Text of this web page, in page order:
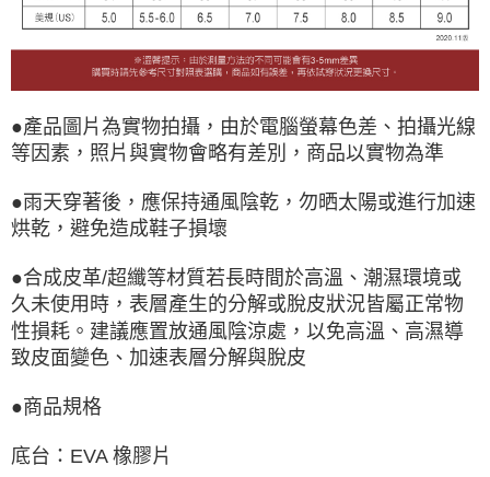
●產品圖片為實物拍攝，由於電腦螢幕色差、拍攝光線
等因素，照片與實物會略有差別，商品以實物為準
●雨天穿著後，應保持通風陰乾，勿晒太陽或進行加速
烘乾，避免造成鞋子損壞
●合成皮革/超纖等材質若長時間於高溫、潮濕環境或
久未使用時，表層產生的分解或脫皮狀況皆屬正常物
性損耗。建議應置放通風陰涼處，以免高溫、高濕導
致皮面變色、加速表層分解與脫皮
●商品規格
底台：EVA 橡膠片